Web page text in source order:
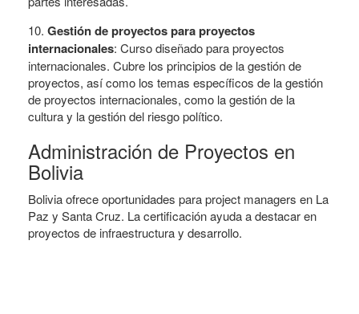
10. Gestión de proyectos para proyectos
internacionales: Curso diseñado para proyectos
internacionales. Cubre los principios de la gestión de
proyectos, así como los temas específicos de la gestión
de proyectos internacionales, como la gestión de la
cultura y la gestión del riesgo político.
Administración de Proyectos en
Bolivia
Bolivia ofrece oportunidades para project managers en La
Paz y Santa Cruz. La certificación ayuda a destacar en
proyectos de infraestructura y desarrollo.